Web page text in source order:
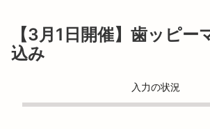
【3月1日開催】歯ッピー
込み
入力の状況